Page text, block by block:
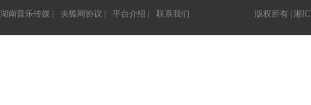
湖南普乐传媒 | 央狐网协议 | 平台介绍 | 联系我们 版权所有 | 湘